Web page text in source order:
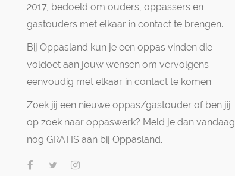
2017, bedoeld om ouders, oppassers en
gastouders met elkaar in contact te brengen.
Bij Oppasland kun je een oppas vinden die
voldoet aan jouw wensen om vervolgens
eenvoudig met elkaar in contact te komen.
Zoek jij een nieuwe oppas/gastouder of ben jij
op zoek naar oppaswerk? Meld je dan vandaag
nog GRATIS aan bij Oppasland.